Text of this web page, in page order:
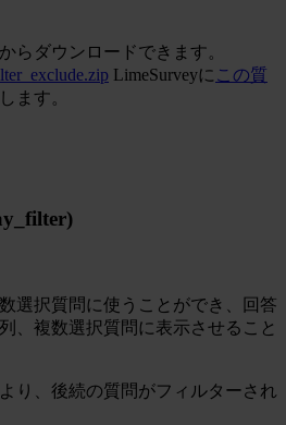
らダウンロードできます。
LimeSurveyに この質
します。
選択質問に使うことができ、回答
、複数選択質問に表示させること
り、後続の質問がフィルターされ